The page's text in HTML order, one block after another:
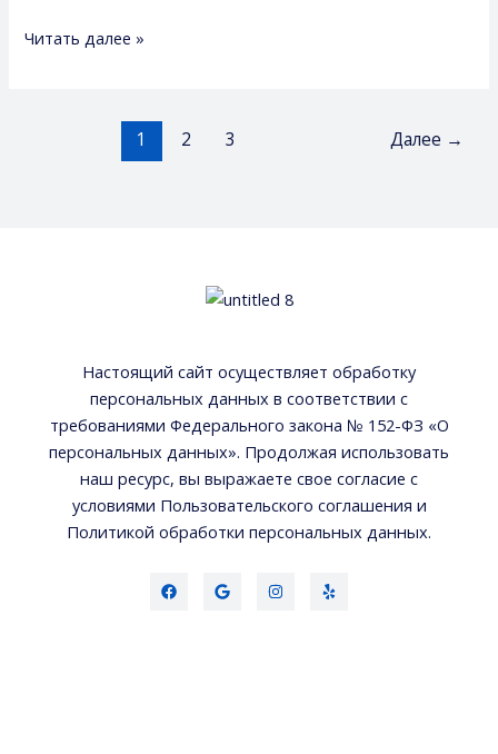
Читать далее »
1 2 3 Далее →
Настоящий сайт осуществляет обработку
персональных данных в соответствии с
требованиями Федерального закона № 152-ФЗ «О
персональных данных». Продолжая использовать
наш ресурс, вы выражаете свое согласие с
условиями Пользовательского соглашения и
Политикой обработки персональных данных.